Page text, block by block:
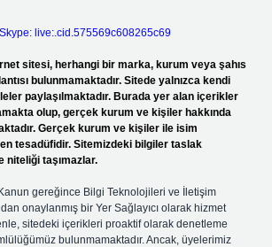
Skype: live:.cid.575569c608265c69
sitesi, herhangi bir marka, kurum veya şahıs
bulunmamaktadır. Sitede yalnızca kendi
paylaşılmaktadır. Burada yer alan içerikler
olup, gerçek kurum ve kişiler hakkında
Gerçek kurum ve kişiler ile isim
tesadüfidir. Sitemizdeki bilgiler taslak
niteliği taşımazlar.
gereğince Bilgi Teknolojileri ve İletişim
onaylanmış bir Yer Sağlayıcı olarak hizmet
sitedeki içerikleri proaktif olarak denetleme
bulunmamaktadır. Ancak, üyelerimiz